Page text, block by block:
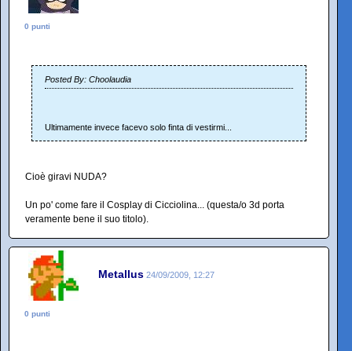
0 punti
Posted By: Choolaudia
Ultimamente invece facevo solo finta di vestirmi...
Cioè giravi NUDA?
Un po' come fare il Cosplay di Cicciolina... (questa/o 3d porta
veramente bene il suo titolo).
Metallus 24/09/2009, 12:27
0 punti